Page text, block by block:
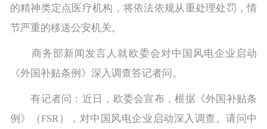
的精神类定点医疗机构，将依法依规从重处理处罚，情
节严重的移送公安机关。
商务部新闻发言人就欧委会对中国风电企业启动
《外国补贴条例》深入调查答记者问。
有记者问：近日，欧委会宣布，根据《外国补贴条
例》（FSR），对中国风电企业启动深入调查。请问中